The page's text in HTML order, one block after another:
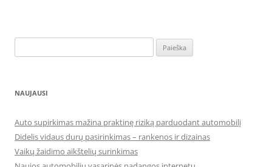
NAUJAUSI
Auto supirkimas mažina praktinę riziką parduodant automobilį
Didelis vidaus durų pasirinkimas – rankenos ir dizainas
Vaikų žaidimo aikštelių surinkimas